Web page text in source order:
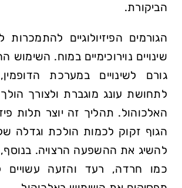
הביקורת.
הגורמים הפיזיולוגיים להתמכרות
שינויים נוירוכימיים במוח. השימוש
גורם לשינויים במערכת
לתחושת עונג מוגברת ולצורך הולך
האלכוהול. תהליך זה יוצר תלות
הגוף זקוק לכמות הולכת וגדלה
להשיג את ההשפעה הרצויה. בנוסף,
כמו חרדה, רעד והזעה עשויים